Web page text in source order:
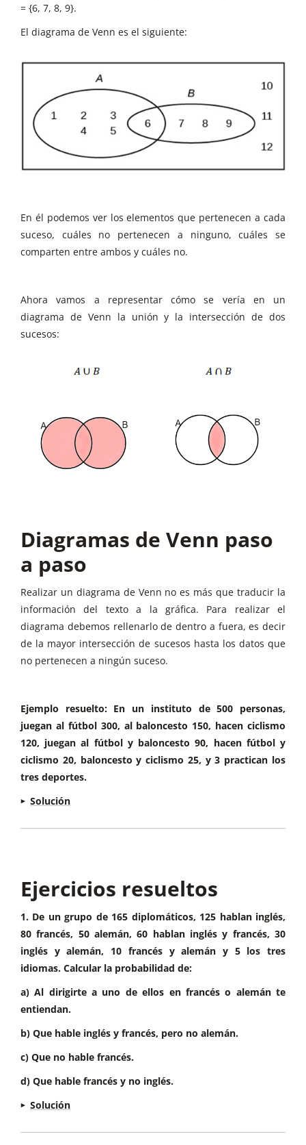
= {6, 7, 8, 9}.
El diagrama de Venn es el siguiente:
En él podemos ver los elementos que pertenecen a cada
suceso, cuáles no pertenecen a ninguno, cuáles se
comparten entre ambos y cuáles no.
Ahora vamos a representar cómo se vería en un
diagrama de Venn la unión y la intersección de dos
sucesos:
Diagramas de Venn paso
a paso
Realizar un diagrama de Venn no es más que traducir la
información del texto a la gráfica. Para realizar el
diagrama debemos rellenarlo de dentro a fuera, es decir
de la mayor intersección de sucesos hasta los datos que
no pertenecen a ningún suceso.
Ejemplo resuelto: En un instituto de 500 personas,
juegan al fútbol 300, al baloncesto 150, hacen ciclismo
120, juegan al fútbol y baloncesto 90, hacen fútbol y
ciclismo 20, baloncesto y ciclismo 25, y 3 practican los
tres deportes.
Solución
1. Hay 3 sucesos. Hay que hacer tres círculos
2. Utilizaremos la siguiente notación:
B = “alumnos que juegan al baloncesto”
C = "Alumnos que hacen ciclismo"
Ejercicios resueltos
1. De un grupo de 165 diplomáticos, 125 hablan inglés,
80 francés, 50 alemán, 60 hablan inglés y francés, 30
inglés y alemán, 10 francés y alemán y 5 los tres
idiomas. Calcular la probabilidad de:
a) Al dirigirte a uno de ellos en francés o alemán te
entiendan.
b) Que hable inglés y francés, pero no alemán.
c) Que no hable francés.
d) Que hable francés y no inglés.
Solución
Siendo F = “habla francés”; I = “habla inglés”; A =